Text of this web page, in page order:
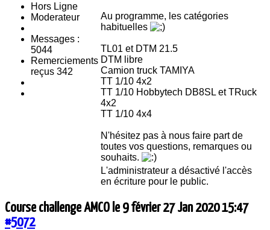
Hors Ligne
Moderateur
Messages :
5044
Remerciements
reçus 342
Au programme, les catégories
habituelles
TL01 et DTM 21.5
DTM libre
Camion truck TAMIYA
TT 1/10 4x2
TT 1/10 Hobbytech DB8SL et TRuck
4x2
TT 1/10 4x4
N'hésitez pas à nous faire part de
toutes vos questions, remarques ou
souhaits.
L'administrateur a désactivé l'accès
en écriture pour le public.
Course challenge AMCO le 9 février27 Jan 2020 15:47
#5072